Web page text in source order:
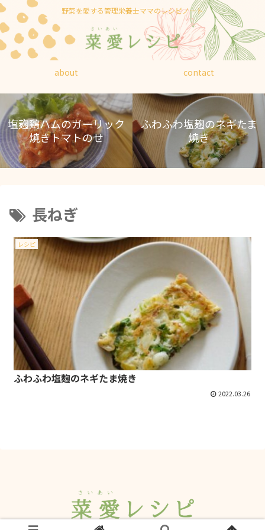
野菜を愛する管理栄養士ママのレシピノート
about contact
塩麹鶏ハムのガーリック
焼きトマトのせ
ふわふわ塩麹のネギたま
焼き
長ねぎ
レシピ
ふわふわ塩麹のネギたま焼き
2022.03.26